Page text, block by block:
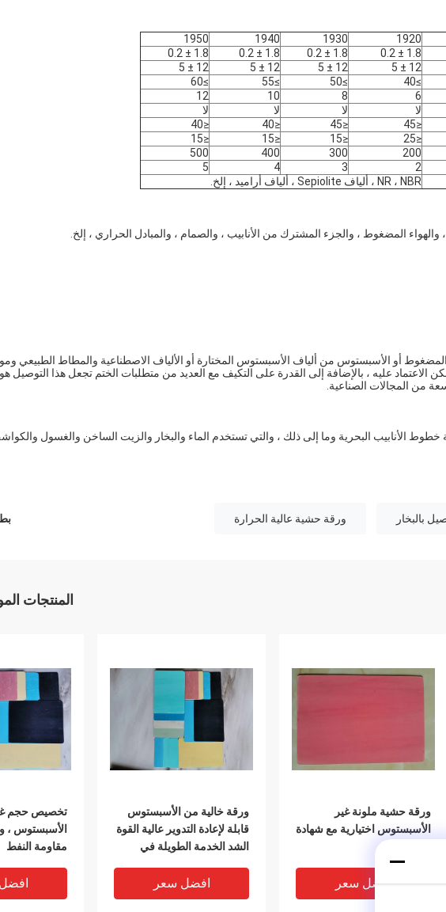
1920
1930
1940
1950
1.8 ± 0.2
1.8 ± 0.2
1.8 ± 0.2
1.8 ± 0.2
12 ± 5
12 ± 5
12 ± 5
12 ± 5
≥40
≥50
≥55
≥60
6
8
10
12
لا لا لا
لا
≤45
≤45
≤40
≤40
≤25
≤15
≤15
≤15
200
300
400
500
2
3
4
5
NR ، NBR ، ألياف Sepiolite ، ألياف أراميد ، إلخ.
والهواء المضغوط ، والجزء المشترك من الأنابيب ، والصمام ، والمبادل الحراري ، إلخ.
أو الأسبستوس من ألياف الأسبستوس المختارة أو الألياف الاصطناعية والمطاط الطبيعي
الاعتماد عليه ، بالإضافة إلى القدرة على التكيف مع العديد من متطلبات الختم تجعل هذا التوصيل هو
من المجالات الصناعية.
الأنابيب البحرية وما إلى ذلك ، والتي تستخدم الماء والبخار والزيت الساخن والغسول
بالبخار ورقة حشية عالية الحرارة
المنتجات
تخصيص حجم
الأسبستوس ،
مقاومة النفط
ورقة خالية من الأسبستوس
قابلة لإعادة التدوير عالية القوة
الشد الخدمة الطويلة في
افضل سعر
ورقة حشية ملونة غير
الأسبستوس اختيارية مع شهادة
افضل سعر